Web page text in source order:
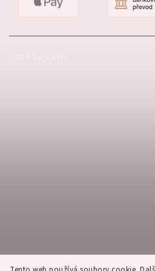
Produkt je vyprodán, kdy
Jak mi přijde objednávka